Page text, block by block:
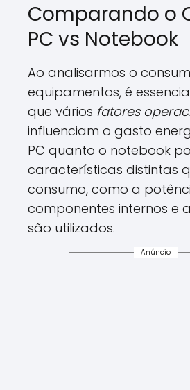
Comparando o
PC vs Notebook
Ao analisarmos o
equipamentos, é
que vários fatores
influenciam o gasto
PC quanto o notebook
características distintas
consumo, como a
componentes internos e
são utilizados.
Anúncio